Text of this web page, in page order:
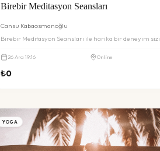
Birebir Meditasyon Seansları
Cansu Kabaosmanoğlu
Birebir Meditasyon Seansları ile harika bir deneyim sizi
26 Ara 19:16 Online
₺0
YOGA